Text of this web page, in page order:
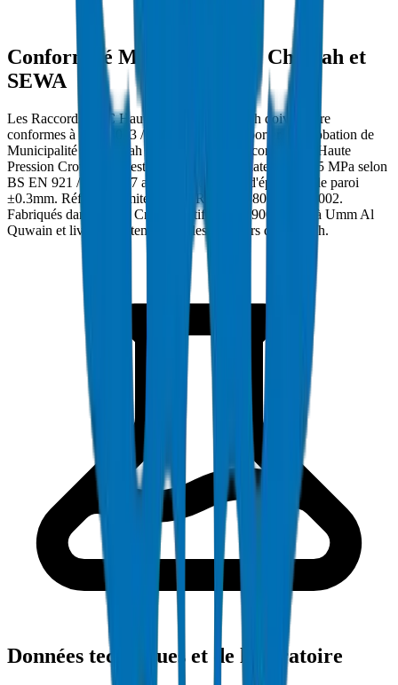
Conformité Municipalité de Charjah et
SEWA
Les Raccords PVC Haute Pression à Charjah doivent être
conformes à DIN 8063 / BS EN 1452:3 et porter l'approbation de
Municipalité de Charjah et SEWA. Les Raccords PVC Haute
Pression Crown sont testés en pression d'éclatement à 25 MPa selon
BS EN 921 / ISO 1167 avec une tolérance d'épaisseur de paroi
±0.3mm. Réf. conformité : DM-PRES-DIN8063-2024-002.
Fabriqués dans l'usine Crown certifiée ISO 9001:2015 à Umm Al
Quwain et livrés directement sur les chantiers de Charjah.
Données techniques et de laboratoire